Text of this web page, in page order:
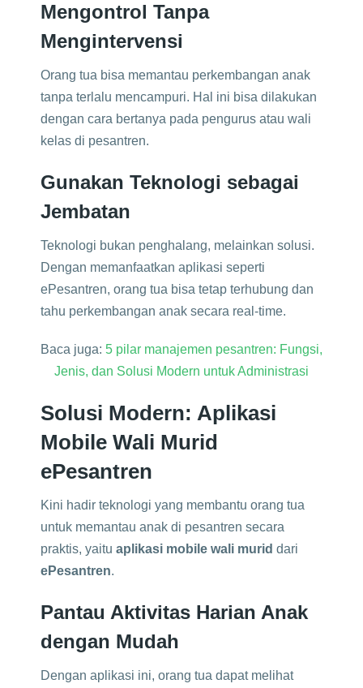
Mengontrol Tanpa
Mengintervensi
Orang tua bisa memantau perkembangan anak
tanpa terlalu mencampuri. Hal ini bisa dilakukan
dengan cara bertanya pada pengurus atau wali
kelas di pesantren.
Gunakan Teknologi sebagai
Jembatan
Teknologi bukan penghalang, melainkan solusi.
Dengan memanfaatkan aplikasi seperti
ePesantren, orang tua bisa tetap terhubung dan
tahu perkembangan anak secara real-time.
Baca juga: 5 pilar manajemen pesantren: Fungsi,
Jenis, dan Solusi Modern untuk Administrasi
Solusi Modern: Aplikasi
Mobile Wali Murid
ePesantren
Kini hadir teknologi yang membantu orang tua
untuk memantau anak di pesantren secara
praktis, yaitu aplikasi mobile wali murid dari
ePesantren.
Pantau Aktivitas Harian Anak
dengan Mudah
Dengan aplikasi ini, orang tua dapat melihat